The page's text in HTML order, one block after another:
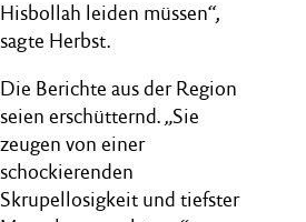
Hisbollah leiden müssen“,
sagte Herbst.
Die Berichte aus der Region
seien erschütternd. „Sie
zeugen von einer
schockierenden
Skrupellosigkeit und tiefster